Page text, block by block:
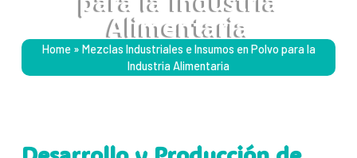
Alimentaria
Home» Mezclas Industriales e Insumos en Polvo para la
Industria Alimentaria